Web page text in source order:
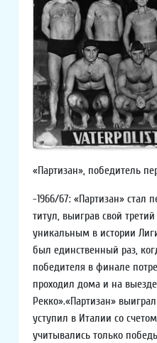
«Партизан», победитель
-1966/67: «Партизан»
титул, выиграв свой
уникальным в истории
был единственный раз,
победителя в финале
проходил дома и на
Рекко».«Партизан»
уступил в Италии со
учитывались только